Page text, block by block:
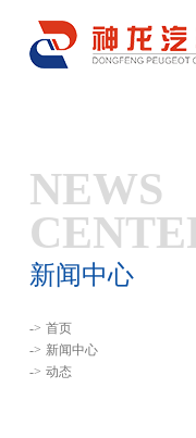
NEWS
新闻中心
-> 首页
-> 新闻中心
-> 动态